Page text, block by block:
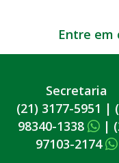
Entre em
Secretaria
(21) 3177-5951 |
98340-1338
|
97103-2174